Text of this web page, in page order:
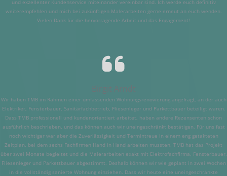
und exzellenter Kundenservice miteinander vereinbar sind. Ich werde euch definitiv
weiterempfehlen und mich bei zukünftigen Malerarbeiten gerne erneut an euch wenden.
Vielen Dank für die hervorragende Arbeit und das Engagement!
Birgit Arndt
Wir haben TMB im Rahmen einer umfassenden Wohnungsrenovierung angefragt, an der auch
Elektriker, Fensterbauer, Sanitärfachbetrieb, Fliesenleger und Parkettbauer beteiligt waren.
Dass TMB professionell und kundenorientiert arbeitet, haben andere Rezensenten schon
ausführlich beschrieben, und das können auch wir uneingeschränkt bestätigen. Für uns fast
noch wichtiger war aber die Zuverlässigkeit und Termintreue in einem eng getakteten
Zeitplan, bei dem sechs Fachfirmen Hand in Hand arbeiten mussten. TMB hat das Projekt
über zwei Monate begleitet und die Malerarbeiten exakt mit Elektrofachfirma, Fensterbauer,
Fliesenleger und Parkettbauer abgestimmt. Deshalb können wir wie geplant in zwei Wochen
in die vollständig sanierte Wohnung einziehen. Dass wir heute eine uneingeschränkte